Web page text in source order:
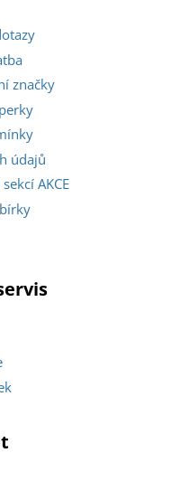
značky
údajů
AKCE